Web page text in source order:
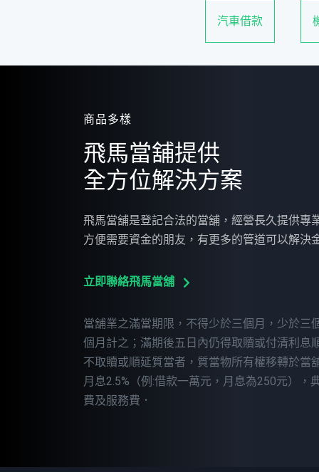
汽車借款
商品多樣
飛馬當舖提供
全方位解決方案
飛馬當舖是登記合法的當舖，經營長久提供專
方便需要資金的朋友，有更多的管道可以解決
立即聯絡飛馬當舖
當舖業之滿當期限，不得少於三個月，少於三
個月計之；滿期後五日內仍得取贖或付清利息
不取贖或順延質當者，質當物所有權移轉於當
月息2.5%（例:借款一萬元，月息為250元），
費及服務費．